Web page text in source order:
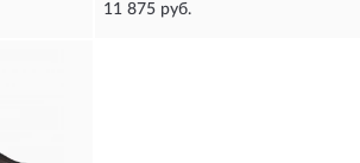
11 875 руб.